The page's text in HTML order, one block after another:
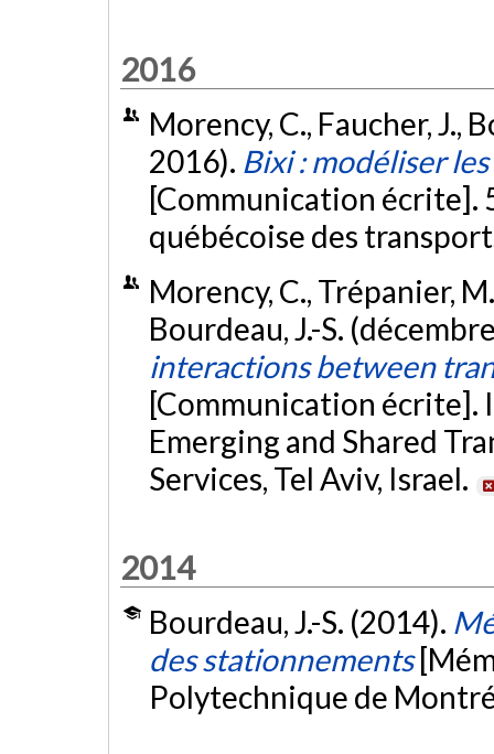
2016
Morency, C., Faucher, J.,
2016). Bixi : modéliser
[Communication écrite].
québécoise des
Morency, C., Trépanier,
Bourdeau, J.-S.
interactions between
[Communication écrite].
Emerging and Shared
Services, Tel Aviv, Israel.
2014
Bourdeau, J.-S. (2014).
des stationnements
Polytechnique de